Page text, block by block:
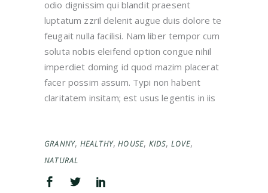
odio dignissim qui blandit praesent
luptatum zzril delenit augue duis dolore te
feugait nulla facilisi. Nam liber tempor cum
soluta nobis eleifend option congue nihil
imperdiet doming id quod mazim placerat
facer possim assum. Typi non habent
claritatem insitam; est usus legentis in iis
GRANNY, HEALTHY,HOUSE, KIDS, LOVE,
NATURAL